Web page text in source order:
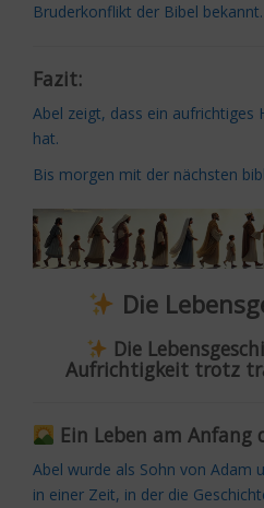
Bruderkonflikt der Bibel bekannt.
Fazit:
Abel zeigt, dass ein
hat.
Bis morgen mit der nächsten
Die
Die
Aufrichtigkeit trotz
Ein Leben am Anfang
Abel wurde als Sohn von Adam
in einer Zeit, in der die